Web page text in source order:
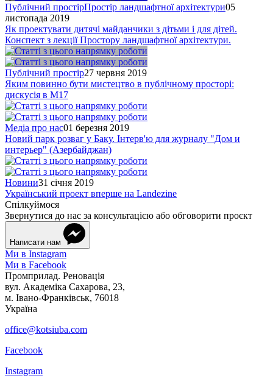
Публічний простірПростір ландшафтної архітектури05
листопада 2019
Як проектувати дитячі майданчики з дітьми і для дітей.
Конспект з лекції Простору ландшафтної архітектури.
Публічний простір27 червня 2019
Яким повинно бути мистецтво в публічному просторі:
дискусія в M17
Медіа про нас01 березня 2019
Новий парк розваг у Баку. Інтерв'ю для журналу "Дом и
интерьер" (Азербайджан)
Новини31 січня 2019
Український проект вперше на Landezine
Спілкуймося
Звернутися до нас за консультацією або обговорити проєкт
Написати нам
Ми в Instagram
Ми в Facebook
Промприлад. Реновація
вул. Академіка Сахарова, 23,
м. Івано-Франківськ, 76018
Україна
office@kotsiuba.com
Facebook
Instagram